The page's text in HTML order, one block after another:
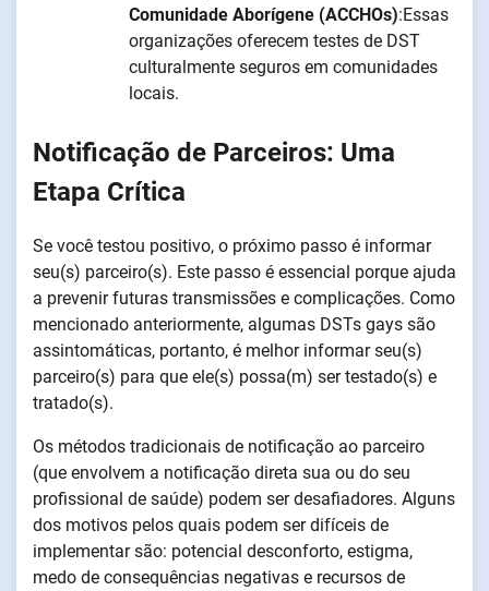
Comunidade Aborígene (ACCHOs):Essas
organizações oferecem testes de DST
culturalmente seguros em comunidades
locais.
Notificação de Parceiros: Uma
Etapa Crítica
Se você testou positivo, o próximo passo é informar
seu(s) parceiro(s). Este passo é essencial porque ajuda
a prevenir futuras transmissões e complicações. Como
mencionado anteriormente, algumas DSTs gays são
assintomáticas, portanto, é melhor informar seu(s)
parceiro(s) para que ele(s) possa(m) ser testado(s) e
tratado(s).
Os métodos tradicionais de notificação ao parceiro
(que envolvem a notificação direta sua ou do seu
profissional de saúde) podem ser desafiadores. Alguns
dos motivos pelos quais podem ser difíceis de
implementar são: potencial desconforto, estigma,
medo de consequências negativas e recursos de